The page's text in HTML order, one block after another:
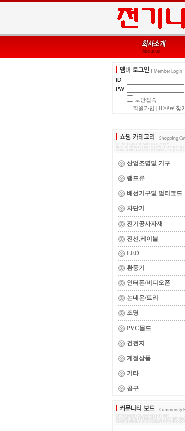
보안접속
회원가입
ID/PW 찾기
산업조명및 기구
램프류
배선기구및 멀티코드
차단기
전기공사자재
전선,케이블
LED
환풍기
인터폰/비디오폰
논네온/트리
조명
PVC몰드
건전지
계절상품
기타
공구